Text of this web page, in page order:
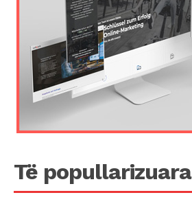
Të popullarizuara